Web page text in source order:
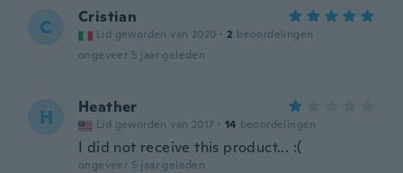
C Cristian
Lid geworden van 2020 · 2 beoordelingen
ongeveer 5 jaar geleden
H Heather
Lid geworden van 2017 · 14 beoordelingen
I did not receive this product... :(
ongeveer 5 jaar geleden